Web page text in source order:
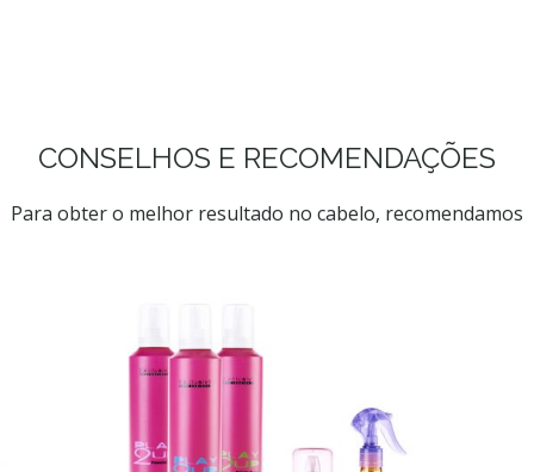
CONSELHOS E RECOMENDAÇÕES
Para obter o melhor resultado no cabelo, recomendamos